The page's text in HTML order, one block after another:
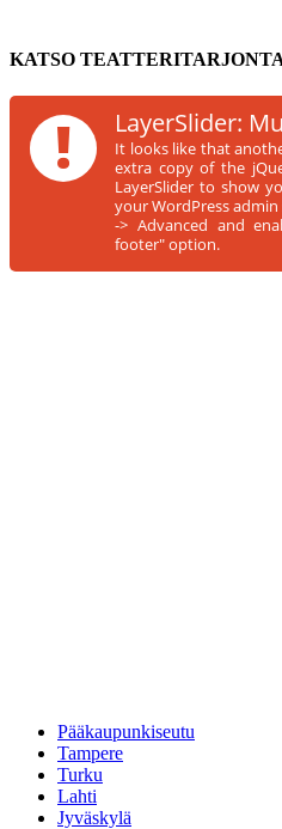
KATSO
! LayerSlider:
It looks like that
extra copy of the
LayerSlider to show
your WordPress
-> Advanced and
footer" option.
Pääkaupunkiseutu
Tampere
Turku
Lahti
Jyväskylä